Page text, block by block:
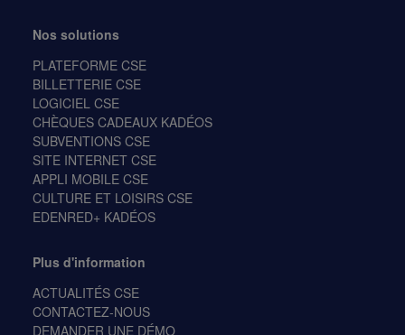
Nos solutions
PLATEFORME CSE
BILLETTERIE CSE
LOGICIEL CSE
CHÈQUES CADEAUX KADÉOS
SUBVENTIONS CSE
SITE INTERNET CSE
APPLI MOBILE CSE
CULTURE ET LOISIRS CSE
EDENRED+ KADÉOS
Plus d'information
ACTUALITÉS CSE
CONTACTEZ-NOUS
DEMANDER UNE DÉMO